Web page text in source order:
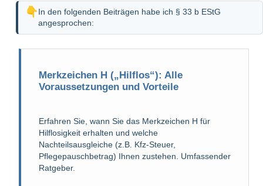
In den folgenden Beiträgen habe ich § 33 b EStG
angesprochen:
Merkzeichen H („Hilflos“): Alle
Voraussetzungen und Vorteile
Erfahren Sie, wann Sie das Merkzeichen H für
Hilflosigkeit erhalten und welche
Nachteilsausgleiche (z.B. Kfz-Steuer,
Pflegepauschbetrag) Ihnen zustehen. Umfassender
Ratgeber.